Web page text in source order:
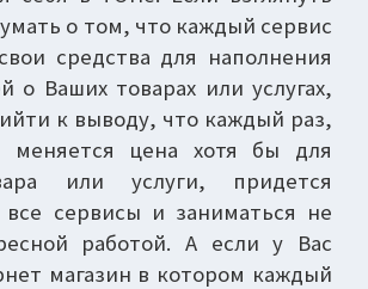
о том, что каждый сервис
средства для наполнения
о Ваших товарах или услугах,
к выводу, что каждый раз,
меняется цена хотя бы для
или услуги, придется
все сервисы и заниматься не
работой. А если у Вас
магазин в котором каждый